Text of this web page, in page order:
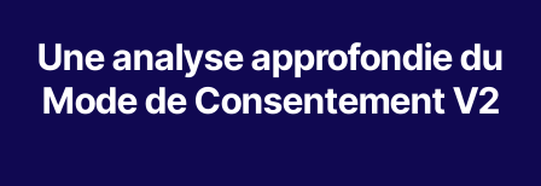
Une analyse approfondie du
Mode de Consentement V2